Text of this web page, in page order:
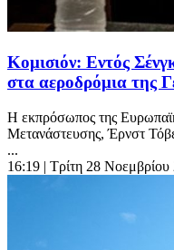
Κομισιόν: Εντός
στα αεροδρόμια της
H εκπρόσωπος της
Μετανάστευσης, Έρνστ
...
16:19 | Τρίτη 28 Νοεμβρίου